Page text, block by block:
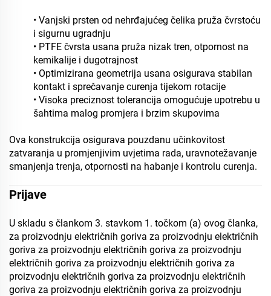
• Vanjski prsten od nehrđajućeg čelika pruža čvrstoću
i sigurnu ugradnju
• PTFE čvrsta usana pruža nizak tren, otpornost na
kemikalije i dugotrajnost
• Optimizirana geometrija usana osigurava stabilan
kontakt i sprečavanje curenja tijekom rotacije
• Visoka preciznost tolerancija omogućuje upotrebu u
šahtima malog promjera i brzim skupovima
Ova konstrukcija osigurava pouzdanu učinkovitost
zatvaranja u promjenjivim uvjetima rada, uravnotežavanje
smanjenja trenja, otpornosti na habanje i kontrolu curenja.
Prijave
U skladu s člankom 3. stavkom 1. točkom (a) ovog članka,
za proizvodnju električnih goriva za proizvodnju električnih
goriva za proizvodnju električnih goriva za proizvodnju
električnih goriva za proizvodnju električnih goriva za
proizvodnju električnih goriva za proizvodnju električnih
goriva za proizvodnju električnih goriva za proizvodnju